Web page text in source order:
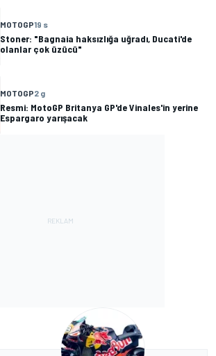
MOTOGP19 s
Stoner: "Bagnaia haksızlığa uğradı, Ducati'de
olanlar çok üzücü"
MOTOGP2 g
Resmi: MotoGP Britanya GP'de Vinales'in yerine
Espargaro yarışacak